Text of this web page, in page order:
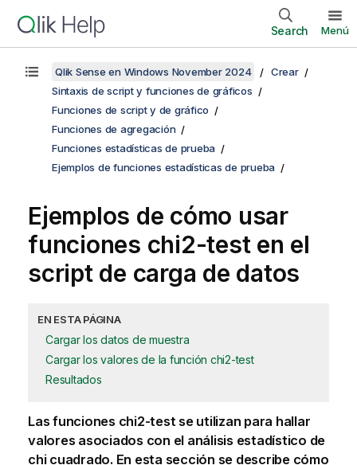
Search Menú
Qlik Sense en Windows November 2024
Crear
Sintaxis de script y funciones de gráficos
Funciones de script y de gráfico
Funciones de agregación
Funciones estadísticas de prueba
Ejemplos de funciones estadísticas de prueba
Ejemplos de cómo usar
funciones chi2-testen el
script de carga de datos
EN ESTA PÁGINA
Cargar los datos de muestra
Cargar los valores de la función chi2-test
Resultados
Las funciones chi2-testse utilizan para hallar
valores asociados con el análisis estadístico de
chi cuadrado. En esta sección se describe cómo